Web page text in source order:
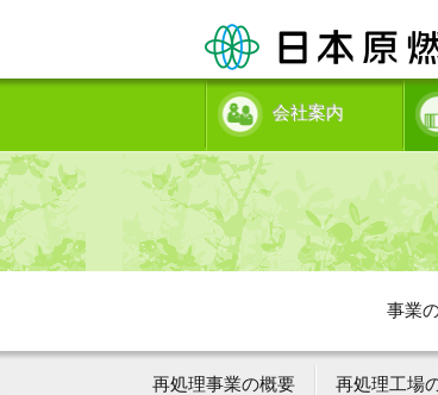
会社案内
事業
再処理事業の概要 再処理工場